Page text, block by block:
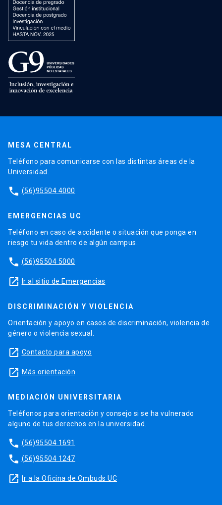
MESA CENTRAL
Teléfono para comunicarse con las distintas áreas de la
Universidad.
phone (56)95504 4000
EMERGENCIAS UC
Teléfono en caso de accidente o situación que ponga en
riesgo tu vida dentro de algún campus.
phone (56)95504 5000
launch Ir al sitio de Emergencias
DISCRIMINACIÓN Y VIOLENCIA
Orientación y apoyo en casos de discriminación, violencia de
género o violencia sexual.
launch Contacto para apoyo
launch Más orientación
MEDIACIÓN UNIVERSITARIA
Teléfonos para orientación y consejo si se ha vulnerado
alguno de tus derechos en la universidad.
phone (56)95504 1691
phone (56)95504 1247
launch Ir a la Oficina de Ombuds UC